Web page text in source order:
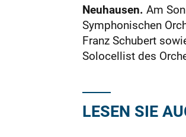
Neuhausen. Am
Symphonischen
Franz Schubert
Solocellist des
LESEN SIE